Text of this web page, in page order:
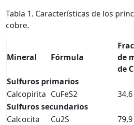
Tabla 1. Características de los
cobre.
Mineral Fórmula
de
de
Sulfuros primarios
Calcopirita CuFeS2 34,6
Sulfuros secundarios
Calcocita
Cu2S 79,9